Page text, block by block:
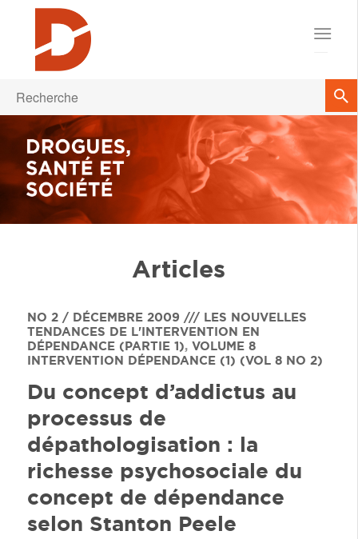
Articles
NO 2 / DÉCEMBRE 2009 /// LES NOUVELLES
TENDANCES DE L'INTERVENTION EN
DÉPENDANCE (PARTIE 1), VOLUME 8
INTERVENTION DÉPENDANCE (1) (VOL 8 NO 2)
Du concept d’addictus au
processus de
dépathologisation : la
richesse psychosociale du
concept de dépendance
selon Stanton Peele